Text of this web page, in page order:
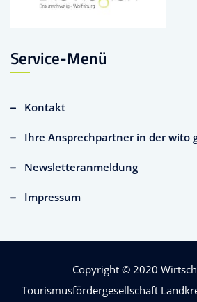
Service-Menü
Kontakt
Ihre Ansprechpartner in der wito
Newsletteranmeldung
Impressum
Copyright © 2020
Tourismusfördergesellschaft